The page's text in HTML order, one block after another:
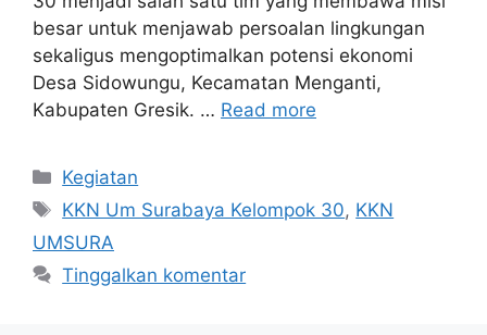
besar untuk menjawab persoalan lingkungan
sekaligus mengoptimalkan potensi ekonomi
Desa Sidowungu, Kecamatan Menganti,
Kabupaten Gresik. … Read more
Kategori
Kegiatan
Tag
KKN Um Surabaya Kelompok 30, KKN
UMSURA
Tinggalkan komentar